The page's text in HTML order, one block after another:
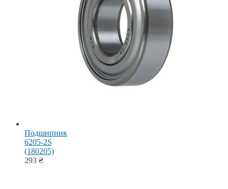
Подшипник
6205-2S
(180205)
293 ₴